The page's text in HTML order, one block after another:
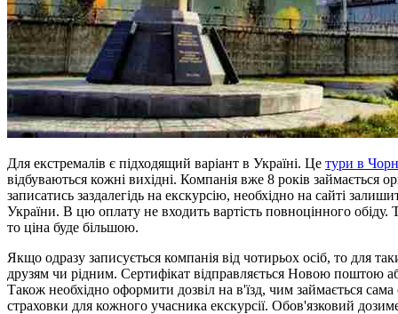
Для екстремалів є підходящий варіант в Україні. Це тури в
відбуваються кожні вихідні. Компанія вже 8 років займається
записатись заздалегідь на екскурсію, необхідно на сайті
України. В цю оплату не входить вартість повноцінного
то ціна буде більшою.
Якщо одразу записується компанія від чотирьох осіб, то для
друзям чи рідним. Сертифікат відправляється Новою поштою
Також необхідно оформити дозвіл на в'їзд, чим займається
страховки для кожного учасника екскурсії. Обов'язковий